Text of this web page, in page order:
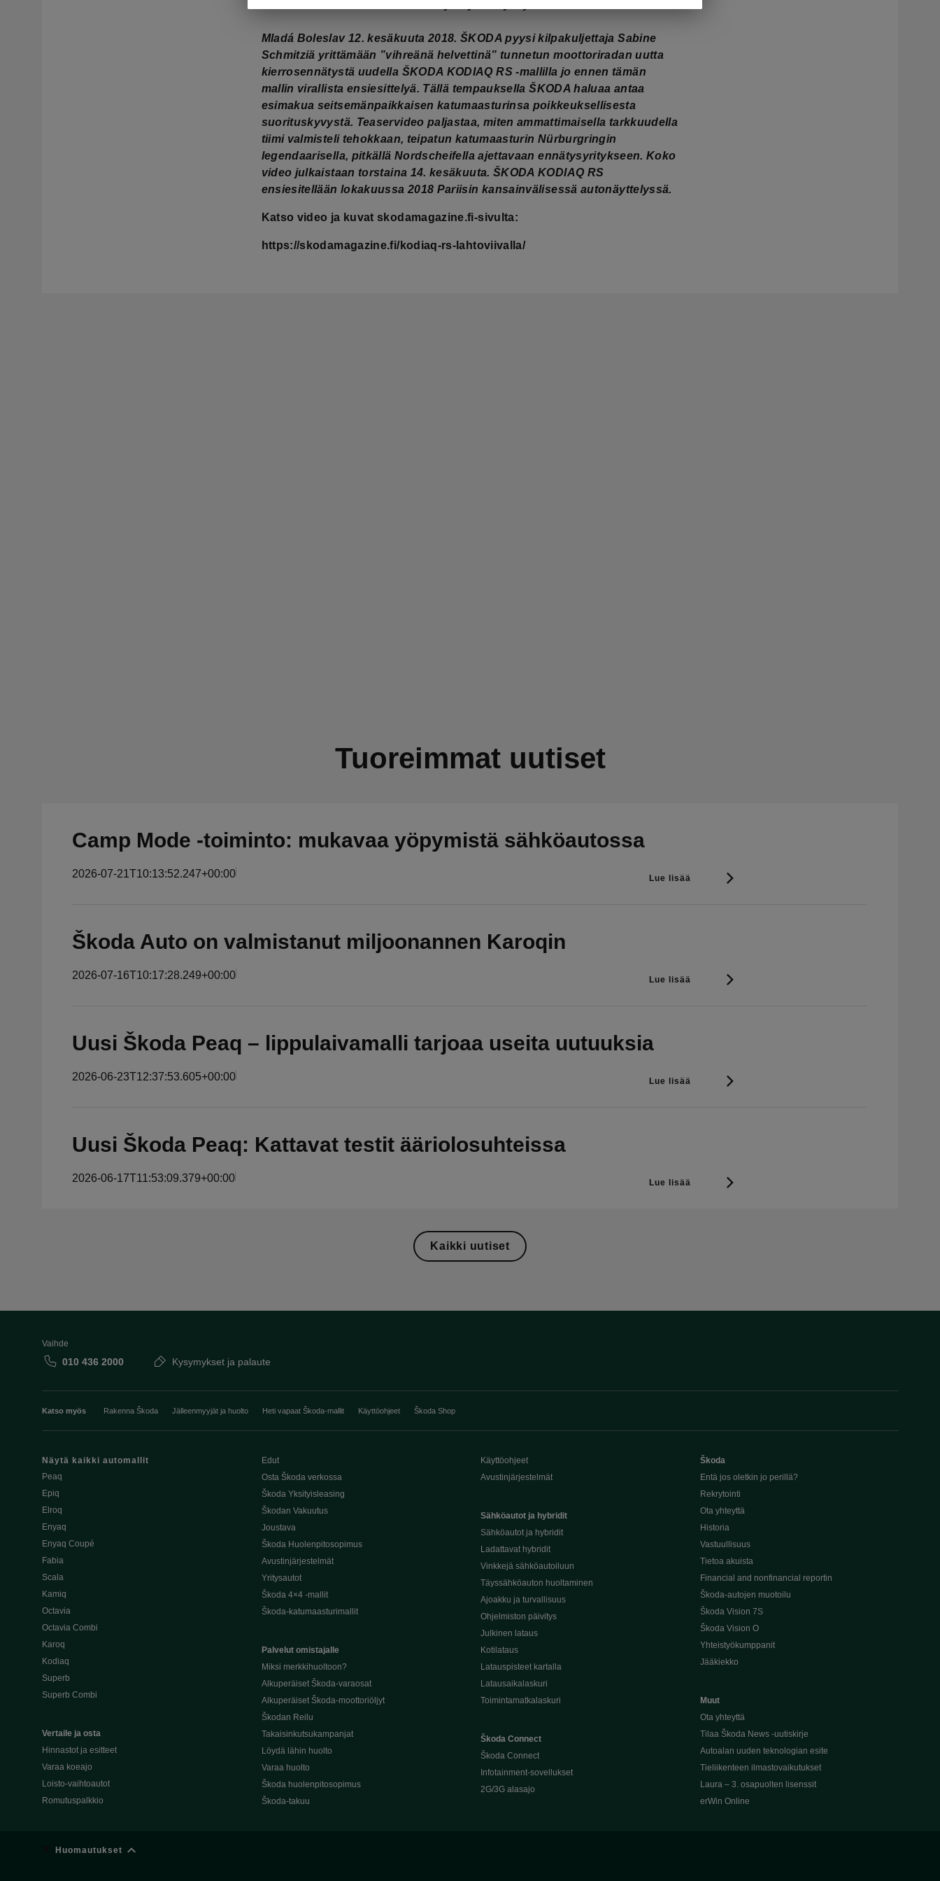
Mladá Boleslav 12. kesäkuuta 2018. ŠKODA pyysi kilpakuljettaja Sabine
Schmitziä yrittämään ”vihreänä helvettinä” tunnetun moottoriradan uutta
kierrosennätystä uudella ŠKODA KODIAQ RS -mallilla jo ennen tämän
mallin virallista ensiesittelyä. Tällä tempauksella ŠKODA haluaa antaa
esimakua seitsemänpaikkaisen katumaasturinsa poikkeuksellisesta
suorituskyvystä. Teaservideo paljastaa, miten ammattimaisella tarkkuudella
tiimi valmisteli tehokkaan, teipatun katumaasturin Nürburgringin
legendaarisella, pitkällä Nordscheifella ajettavaan ennätysyritykseen. Koko
video julkaistaan torstaina 14. kesäkuuta. ŠKODA KODIAQ RS
ensiesitellään lokakuussa 2018 Pariisin kansainvälisessä autonäyttelyssä.
Katso video ja kuvat skodamagazine.fi-sivulta:
https://skodamagazine.fi/kodiaq-rs-lahtoviivalla/
Tuoreimmat uutiset
Camp Mode -toiminto: mukavaa yöpymistä sähköautossa
2026-07-21T10:13:52.247+00:00 Lue lisää
Škoda Auto on valmistanut miljoonannen Karoqin
2026-07-16T10:17:28.249+00:00 Lue lisää
Uusi Škoda Peaq – lippulaivamalli tarjoaa useita uutuuksia
2026-06-23T12:37:53.605+00:00 Lue lisää
Uusi Škoda Peaq: Kattavat testit ääriolosuhteissa
2026-06-17T11:53:09.379+00:00 Lue lisää
Kaikki uutiset
Vaihde
010 436 2000 Kysymykset ja palaute
Katso myös Rakenna Škoda Jälleenmyyjät ja huolto Heti vapaat Škoda-mallit Käyttöohjeet Škoda Shop
Näytä kaikki automallit
Peaq
Epiq
Elroq
Enyaq
Enyaq Coupé
Fabia
Scala
Kamiq
Octavia
Octavia Combi
Karoq
Kodiaq
Superb
Superb Combi
Vertaile ja osta
Hinnastot ja esitteet
Varaa koeajo
Loisto-vaihtoautot
Romutuspalkkio
Edut
Osta Škoda verkossa
Škoda Yksityisleasing
Škodan Vakuutus
Joustava
Škoda Huolenpitosopimus
Avustinjärjestelmät
Yritysautot
Škoda 4×4 -mallit
Škoda-katumaasturimallit
Palvelut omistajalle
Miksi merkkihuoltoon?
Alkuperäiset Škoda-varaosat
Alkuperäiset Škoda-moottoriöljyt
Škodan Reilu
Takaisinkutsukampanjat
Löydä lähin huolto
Varaa huolto
Škoda huolenpitosopimus
Škoda-takuu
Käyttöohjeet
Avustinjärjestelmät
Sähköautot ja hybridit
Sähköautot ja hybridit
Ladattavat hybridit
Vinkkejä sähköautoiluun
Täyssähköauton huoltaminen
Ajoakku ja turvallisuus
Ohjelmiston päivitys
Julkinen lataus
Kotilataus
Latauspisteet kartalla
Latausaikalaskuri
Toimintamatkalaskuri
Škoda Connect
Škoda Connect
Infotainment-sovellukset
2G/3G alasajo
Škoda
Entä jos oletkin jo perillä?
Rekrytointi
Ota yhteyttä
Historia
Vastuullisuus
Tietoa akuista
Financial and nonfinancial reportin
Škoda-autojen muotoilu
Škoda Vision 7S
Škoda Vision O
Yhteistyökumppanit
Jääkiekko
Muut
Ota yhteyttä
Tilaa Škoda News -uutiskirje
Autoalan uuden teknologian esite
Tieliikenteen ilmastovaikutukset
Laura – 3. osapuolten lisenssit
erWin Online
Huomautukset